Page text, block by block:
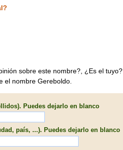
sobre este nombre?, ¿Es el tuyo?
el nombre Gereboldo.
Puedes dejarlo en blanco
país, ...). Puedes dejarlo en blanco